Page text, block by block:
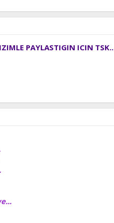
PAYLASTIGIN ICIN TSK..